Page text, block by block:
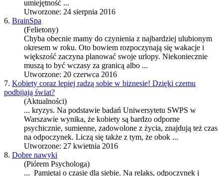
umiejętność ...
Utworzone: 24 sierpnia 2016
6. BrainSpa
(Felietony)
Chyba obecnie mamy do czynienia z najbardziej ulubionym
okresem w roku. Oto bowiem rozpoczynają się wakacje i
większość zaczyna planować swoje urlopy. Niekoniecznie
muszą to być wczasy za granicą albo ...
Utworzone: 20 czerwca 2016
7. Kobiety coraz lepiej radzą sobie w biznesie! Dzięki czemu
podbijają świat?
(Aktualności)
... kryzys. Na podstawie badań Uniwersytetu SWPS w
Warszawie wynika, że kobiety są bardzo odporne
psychicznie, sumienne, zadowolone z życia, znajdują też czas
na odpoczynek. Liczą się także z tym, że obok ...
Utworzone: 27 kwietnia 2016
8. Dobre nawyki
(Piórem Psychologa)
... Pamiętaj o czasie dla siebie. Na relaks, odpoczynek i